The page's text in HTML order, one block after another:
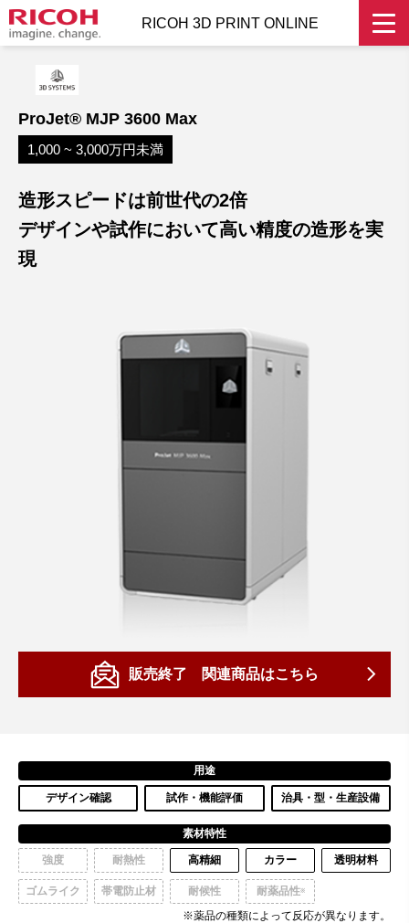
RICOH 3D PRINT ONLINE
ProJet® MJP 3600 Max
1,000 ~ 3,000万円未満
造形スピードは前世代の2倍
デザインや試作において高い精度の造形を実
現
販売終了 関連商品はこちら
用途
デザイン確認 試作・機能評価 治具・型・生産設備
素材特性
強度 耐熱性 高精細 カラー 透明材料
ゴムライク 帯電防止材 耐候性 耐薬品性※
※薬品の種類によって反応が異なります。